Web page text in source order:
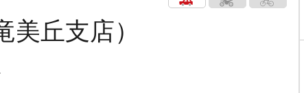
丘支店）